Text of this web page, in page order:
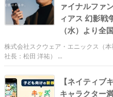
ァイナルファ
ィアス 幻影
（水）より全
株式会社スクウェア・エニックス（
社長：松田 洋祐） ...
【ネイティブ
キャラクター